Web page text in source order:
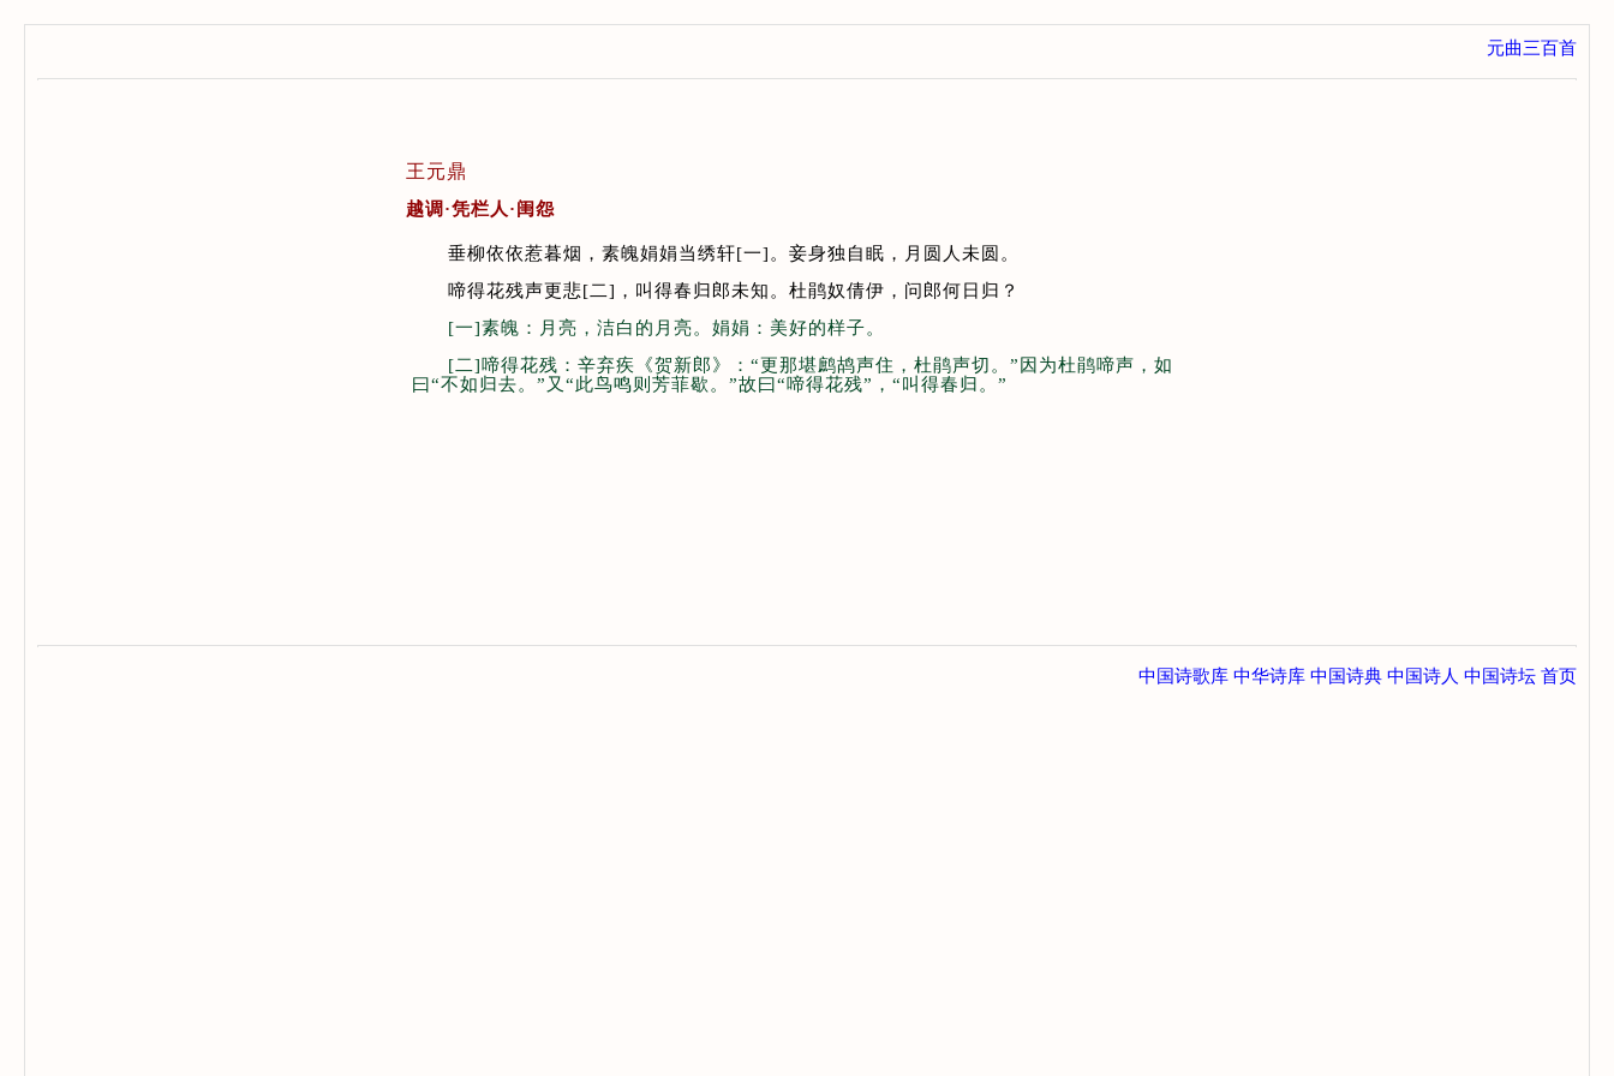
元曲三百首
王元鼎
越调·凭栏人·闺怨
垂柳依依惹暮烟，素魄娟娟当绣轩[一] 。妾身独自眠，月圆人未圆。
啼得花残声更悲[二] ，叫得春归郎未知。杜鹃奴倩伊，问郎何日归？
[一]素魄：月亮，洁白的月亮。娟娟：美好的样子。
[二]啼得花残：辛弃疾《贺新郎》：“更那堪鹧鸪声住，杜鹃声切。”因为杜鹃啼声，如
曰“不如归去。”又“此鸟鸣则芳菲歇。”故曰“啼得花残”，“叫得春归。”
中国诗歌库 中华诗库 中国诗典 中国诗人 中国诗坛 首页